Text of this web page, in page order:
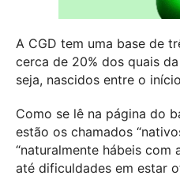
A CGD tem uma base de
cerca de 20% dos quais
seja, nascidos entre o
Como se lê na página do
estão os chamados
“naturalmente hábeis com
até dificuldades em estar